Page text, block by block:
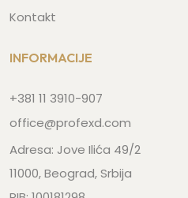
Kontakt
INFORMACIJE
+381 11 3910-907
office@profexd.com
Adresa: Jove Ilića 49/2
11000, Beograd, Srbija